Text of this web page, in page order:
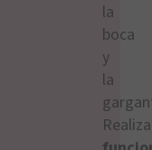
la
boca
y
la